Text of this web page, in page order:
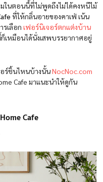
ในตอนนี้ที่ไม่พูดถึงไม่ได้คงหนีไม้
ที่ให้กลิ่นอายของคาเฟ่ เน้น
รเลือก เฟอร์นิเจอร์ตกแต่งบ้าน
เหมือนได้นั่งเสพบรรยากาศอยู่
อร์ชิ้นไหนบ้างนั้นNocNoc.com
Cafe มาแนะนำให้ดูกัน
Cafe